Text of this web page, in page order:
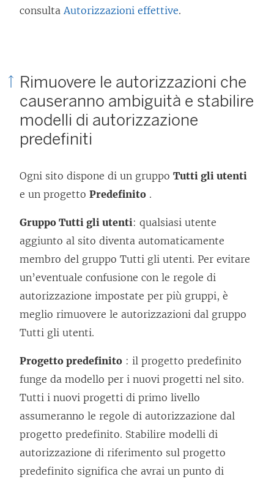
consulta Autorizzazioni effettive.
Rimuovere le autorizzazioni che
causeranno ambiguità e stabilire
modelli di autorizzazione
predefiniti
Ogni sito dispone di un gruppo Tutti gli utenti
e un progetto Predefinito .
Gruppo Tutti gli utenti: qualsiasi utente
aggiunto al sito diventa automaticamente
membro del gruppo Tutti gli utenti. Per evitare
un’eventuale confusione con le regole di
autorizzazione impostate per più gruppi, è
meglio rimuovere le autorizzazioni dal gruppo
Tutti gli utenti.
Progetto predefinito : il progetto predefinito
funge da modello per i nuovi progetti nel sito.
Tutti i nuovi progetti di primo livello
assumeranno le regole di autorizzazione dal
progetto predefinito. Stabilire modelli di
autorizzazione di riferimento sul progetto
predefinito significa che avrai un punto di